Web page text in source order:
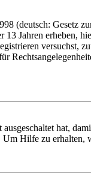
(deutsch: Gesetz
Jahren erheben,
versuchst,
hat,
Hilfe zu